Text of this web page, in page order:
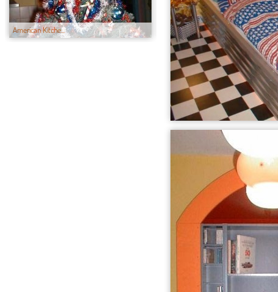
American Kitche... Geli's own